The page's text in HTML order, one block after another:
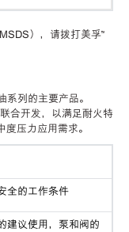
），请拨打美孚™
系列的主要产品。
合开发，以满足耐火特
压力应用需求。
全的工作条件
建议使用，泵和阀的